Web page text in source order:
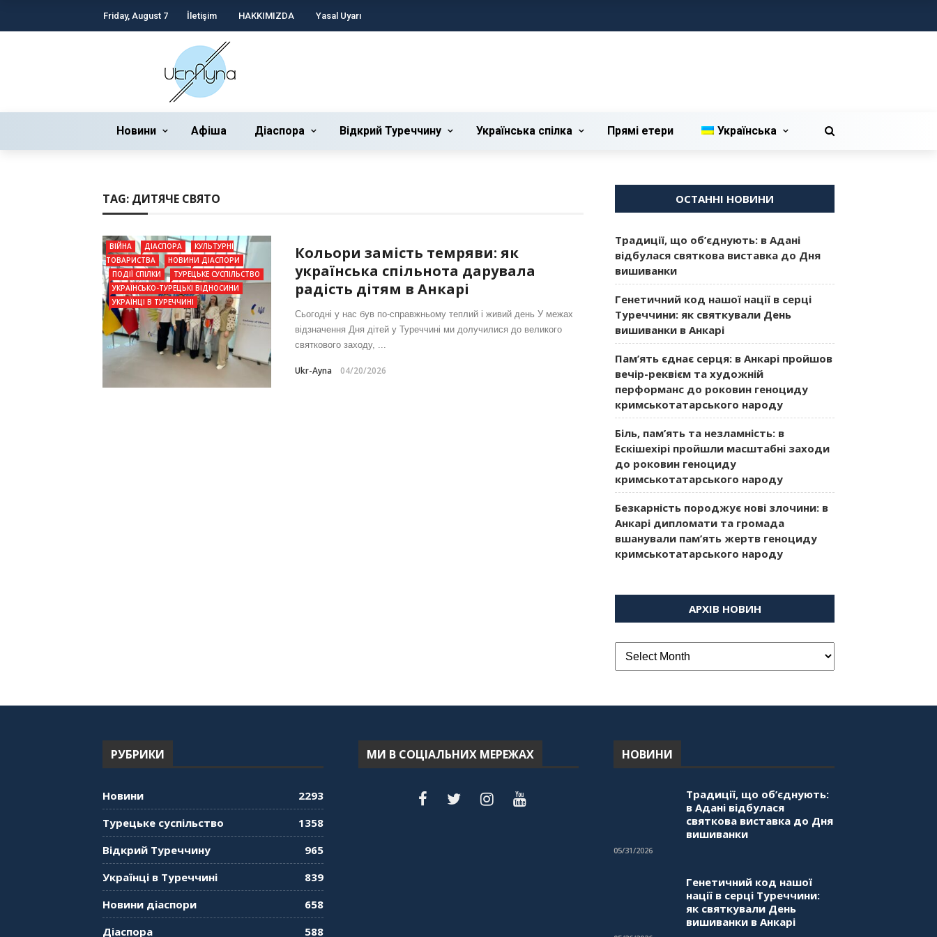
Friday, August 7 İletişim HAKKIMIZDA Yasal Uyarı
Новини Афіша Діаспора Відкрий Туреччину Українська cпілка Прямі етери Українська
TAG: ДИТЯЧЕ СВЯТО
ВІЙНА ДІАСПОРА
КУЛЬТУРНІ
ТОВАРИСТВА
НОВИНИ ДІАСПОРИ
ПОДІЇ СПІЛКИ
ТУРЕЦЬКЕ СУСПІЛЬСТВО
УКРАЇНСЬКО-ТУРЕЦЬКІ ВІДНОСИНИ
УКРАЇНЦІ В ТУРЕЧЧИНІ
Кольори замість темряви: як
українська спільнота дарувала
радість дітям в Анкарі
Сьогодні у нас був по-справжньому теплий і живий день У межах
відзначення Дня дітей у Туреччині ми долучилися до великого
святкового заходу, ...
Ukr-Ayna 04/20/2026
ОСТАННІ НОВИНИ
Традиції, що об’єднують: в Адані
відбулася святкова виставка до Дня
вишиванки
Генетичний код нашої нації в серці
Туреччини: як святкували День
вишиванки в Анкарі
Пам’ять єднає серця: в Анкарі пройшов
вечір-реквієм та художній
перформанс до роковин геноциду
кримськотатарського народу
Біль, пам’ять та незламність: в
Ескішехірі пройшли масштабні заходи
до роковин геноциду
кримськотатарського народу
Безкарність породжує нові злочини: в
Анкарі дипломати та громада
вшанували пам’ять жертв геноциду
кримськотатарського народу
АРХІВ НОВИН
РУБРИКИ
Новини
2293
Турецьке суспільство
1358
Відкрий Туреччину
965
Українці в Туреччині
839
Новини діаспори
658
Діаспора
588
МИ В СОЦІАЛЬНИХ МЕРЕЖАХ НОВИНИ
Традиції, що об’єднують:
в Адані відбулася
святкова виставка до Дня
вишиванки
05/31/2026
Генетичний код нашої
нації в серці Туреччини:
як святкували День
вишиванки в Анкарі